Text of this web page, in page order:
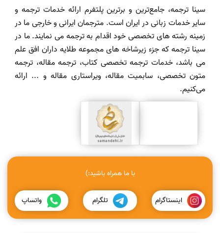
سینا ترجمه، جامع‌ترین و برترین پلتفرم ارائه خدمات ترجمه و
سایر خدمات زبانی در ایران است. مترجمان ایرانی و خارجی ما در
زمینه رشته های تخصصی خود اقدام به ترجمه می نمایند. ما در
سینا ترجمه که جزء زیرشاخه های مجموعه طلایه داران افق علم
می باشد، خدمات ترجمه تخصصی کتاب، ترجمه مقاله، ترجمه
متون تخصصی، سابمیت مقاله، ویراستاری مقاله و ... ارائه
می‌کنیم.
با ما همراه باشید:)
اینستاگرام تلگرام واتساپ